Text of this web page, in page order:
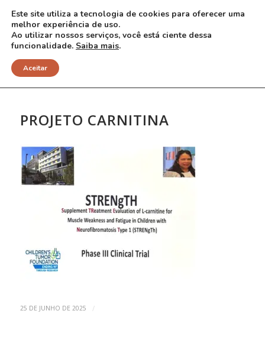
NOTÍCIAS
PROJETO CARNITINA
25 DE JUNHO DE 2025 /
Este site utiliza a tecnologia de cookies para oferecer uma
melhor experiência de uso.
Ao utilizar nossos serviços, você está ciente dessa
funcionalidade. Saiba mais.
Aceitar